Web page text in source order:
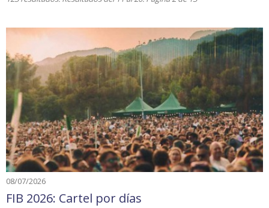
08/07/2026
FIB 2026: Cartel por días